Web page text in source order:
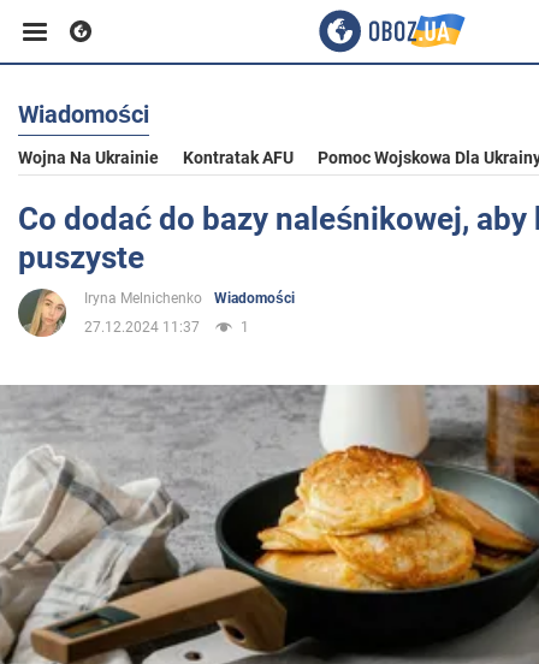
Biznes
Sport
Rozrywka
Polityka
Społeczeństwo
Wojna na Ukrainie
Wiadomości
Wojna Na Ukrainie Kontratak AFU Pomoc Wojskowa Dla
Co dodać do bazy naleśnikowej, aby
puszyste
Iryna Melnichenko
Wiadomości
27.12.2024 11:37
1